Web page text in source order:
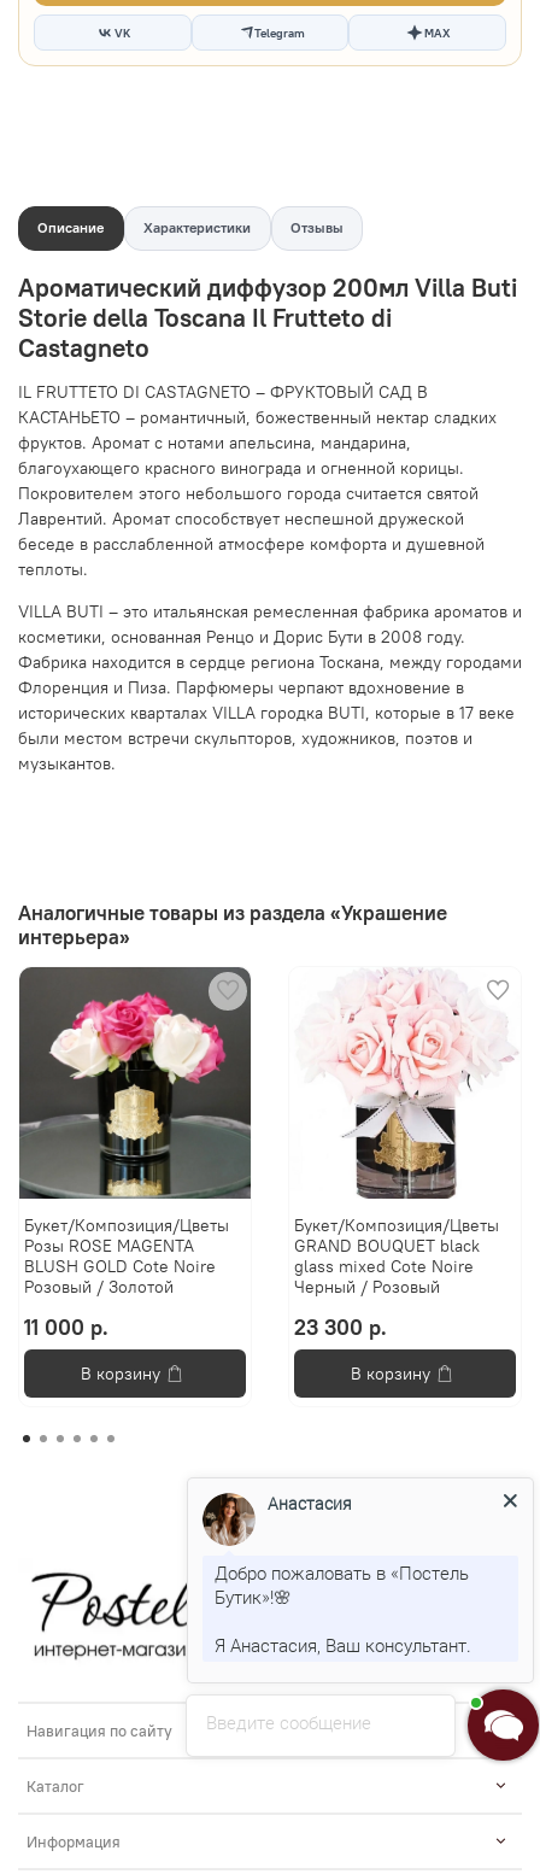
VK Telegram MAX
Описание Характеристики Отзывы
Ароматический диффузор 200мл Villa Buti
Storie della Toscana Il Frutteto di
Castagneto
IL FRUTTETO DI CASTAGNETO – ФРУКТОВЫЙ САД В
КАСТАНЬЕТО – романтичный, божественный нектар сладких
фруктов. Аромат с нотами апельсина, мандарина,
благоухающего красного винограда и огненной корицы.
Покровителем этого небольшого города считается святой
Лаврентий. Аромат способствует неспешной дружеской
беседе в расслабленной атмосфере комфорта и душевной
теплоты.
VILLA BUTI – это итальянская ремесленная фабрика ароматов и
косметики, основанная Ренцо и Дорис Бути в 2008 году.
Фабрика находится в сердце региона Тоскана, между городами
Флоренция и Пиза. Парфюмеры черпают вдохновение в
исторических кварталах VILLA городка BUTI, которые в 17 веке
были местом встречи скульпторов, художников, поэтов и
музыкантов.
Аналогичные товары из раздела «Украшение
интерьера»
Букет/Композиция/Цветы
Розы ROSE MAGENTA
BLUSH GOLD Cote Noire
Розовый / Золотой
11 000 р.
В корзину
Букет/Композиция/Цветы
GRAND BOUQUET black
glass mixed Cote Noire
Черный / Розовый
23 300 р.
В корзину
Навигация по сайту
Каталог
Информация
Введите сообщение
Анастасия
Добро пожаловать в «Постель
Бутик»!🌸
Я Анастасия, Ваш консультант.